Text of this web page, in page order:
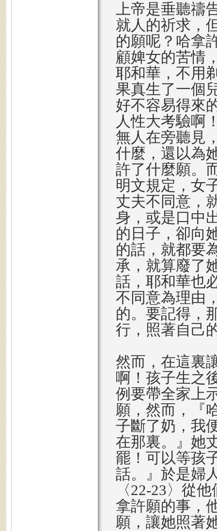
上帝是垂聽禱
就人的祈求，
的願呢？哈拿
顧婢女的苦情
耶和華，不用
果真生了一個
好不容易得來
人性大考驗啊
無人在旁聽見
什麼，還以為
許了什麼願。
明文規定，女
丈夫不同意，
身，或是口中
的日子，卻向
的話，就都要
承，就算廢了
話，耶和華也
不同意為理由
的。要記得，
行，照著自己
然而，在這裏
啊！孩子生之
例要帶全家上
願，然而，『
子斷了奶，我
在那裏。』她
罷！可以等孩
話。』於是婦
〈22-23〉從
拿許願的事，
願，讓她照著